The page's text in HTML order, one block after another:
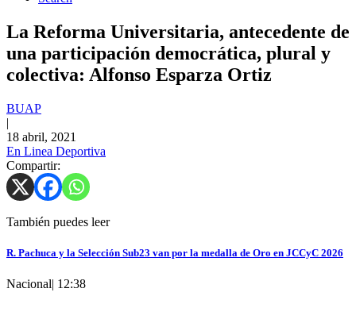
La Reforma Universitaria, antecedente de
una participación democrática, plural y
colectiva: Alfonso Esparza Ortiz
BUAP
|
18 abril, 2021
En Linea Deportiva
Compartir:
También puedes leer
R. Pachuca y la Selección Sub23 van por la medalla de Oro en JCCyC 2026
Nacional| 12:38